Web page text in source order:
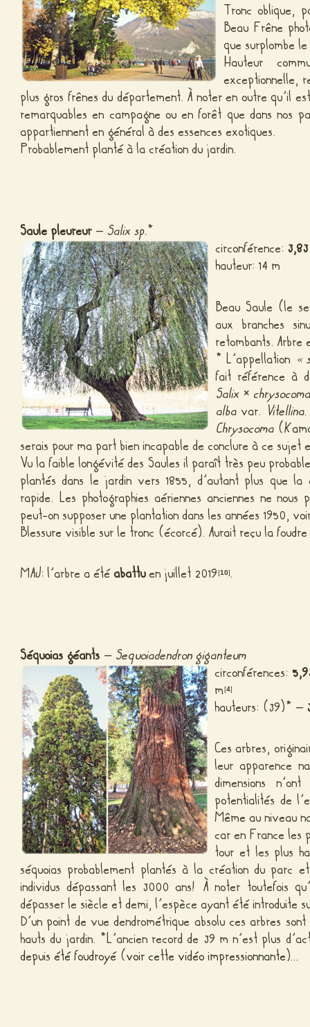
Tronc oblique,
Beau Frêne
que surplombe
Hauteur
exceptionnelle,
plus gros frênes du département. À noter en outre qu’il
remarquables en campagne ou en forêt que dans nos
appartiennent en général à des essences exotiques.
Probablement planté à la création du jardin.
Saule pleureur – Salix sp.*
circonférence: 3,83
hauteur: 14 m
Beau Saule (le
aux branches
retombants. Arbre
* L’appellation «
fait référence à
Salix × chrysocoma
alba var. Vitellina
Chrysocoma (
serais pour ma part bien incapable de conclure à ce
Vu la faible longévité des Saules il paraît très peu
plantés dans le jardin vers 1855, d’autant plus que
rapide. Les photographies aériennes anciennes ne
peut-on supposer une plantation dans les années 1950,
Blessure visible sur le tronc (écorcé). Aurait reçu la
MAJ: l’arbre a étéabattuen juillet 2019[10].
Séquoias géants – Sequoiadendron giganteum
circonférences:
m[4]
hauteurs: (39)* –
Ces arbres,
leur apparence
dimensions
potentialités de
Même au niveau
car en France les
tour et les plus
séquoias probablement plantés à la création du parc
individus dépassant les 3000 ans! À noter toutefois
dépasser le siècle et demi, l’espèce ayant été introduite
D’un point de vue dendrométrique absolu ces arbres
hauts du jardin. *L’ancien record de 39 m n’est plus
depuis été foudroyé (voir cette vidéo impressionnante)…